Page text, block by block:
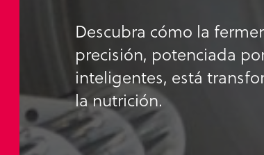
Descubra cómo la
precisión, potenciada
inteligentes, está
la nutrición.